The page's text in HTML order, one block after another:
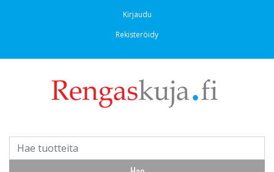
Kirjaudu
Rekisteröidy